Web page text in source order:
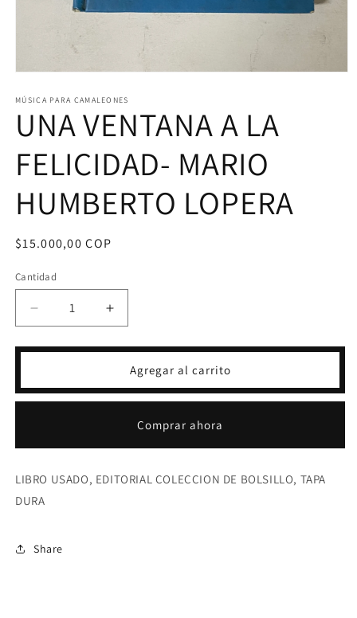
multimedia
1
una
modal
MÚSICA PARA CAMALEONES
UNA VENTANA A LA
FELICIDAD- MARIO
HUMBERTO LOPERA
Precio
$15.000,00 COP
Cantidad
Reducir
cantidad
para
A
MARIO
LOPERA
Aumentar
cantidad
para
UNA
VENTANA
A
FELICIDAD-
MARIO
LOPERA
Agregar al carrito
Comprar ahora
LIBRO USADO, EDITORIAL COLECCION DE BOLSILLO, TAPA
DURA
Share